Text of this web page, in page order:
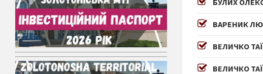
ВАРЕНИК
ВЕЛИЧКО
ВЕЛИЧКО